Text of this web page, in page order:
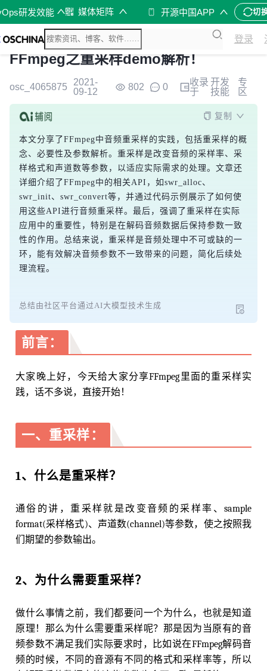
研发效能 媒体矩阵 开源中国APP 切
登录
FFmpeg之重采样demo解析！
osc_4065875
2021-
09-12
802 0
收录
于
开发
技能
专
区
复制
本文分享了FFmpeg中音频重采样的实践，包括重采样的概
念、必要性及参数解析。重采样是改变音频的采样率、采
样格式和声道数等参数，以适应实际需求的处理。文章还
详细介绍了FFmpeg中的相关API，如swr_alloc、
swr_init、swr_convert等，并通过代码示例展示了如何使
用这些API进行音频重采样。最后，强调了重采样在实际
应用中的重要性，特别是在解码音频数据后保持参数一致
性的作用。总结来说，重采样是音频处理中不可或缺的一
环，能有效解决音频参数不一致带来的问题，简化后续处
理流程。
总结由社区平台通过AI大模型技术生成
前言：
大家晚上好，今天给大家分享FFmpeg里面的重采样实
践，话不多说，直接开始！
一、重采样：
1、什么是重采样？
通俗的讲，重采样就是改变音频的采样率、sample
format(采样格式)、声道数(channel)等参数，使之按照我
们期望的参数输出。
2、为什么需要重采样？
做什么事情之前，我们都要问一个为什么，也就是知道
原理！那么为什么需要重采样呢？那是因为当原有的音
频参数不满足我们实际要求时，比如说在FFmpeg解码音
频的时候，不同的音源有不同的格式和采样率等，所以